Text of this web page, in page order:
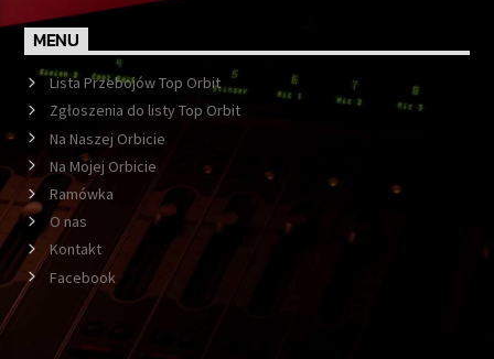
MENU
Lista Przebojów Top Orbit
Zgłoszenia do listy Top Orbit
Na Naszej Orbicie
Na Mojej Orbicie
Ramówka
O nas
Kontakt
Facebook